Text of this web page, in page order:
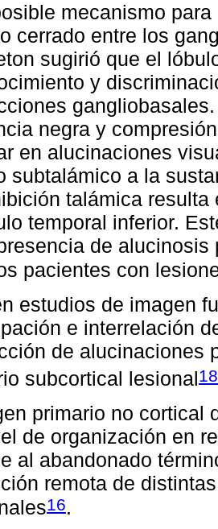
mecanismo
cerrado entre los
sugirió que el
y
negra y
en alucinaciones
subtalámico a la
talámica
temporal inferior.
de
pacientes con
estudios de imagen
e interrelación
de alucinaciones
subcortical lesional18
primario no cortical
de organización en
al abandonado
remota de
16.